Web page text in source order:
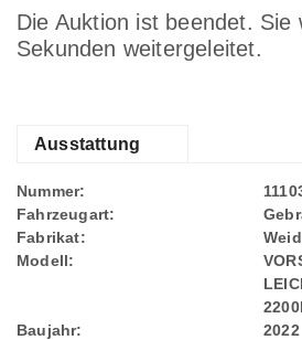
Die Auktion ist beendet. Sie
Sekunden weitergeleitet.
Ausstattung
Nummer:
Fahrzeugart:
Fabrikat:
Modell:
Baujahr:
2022